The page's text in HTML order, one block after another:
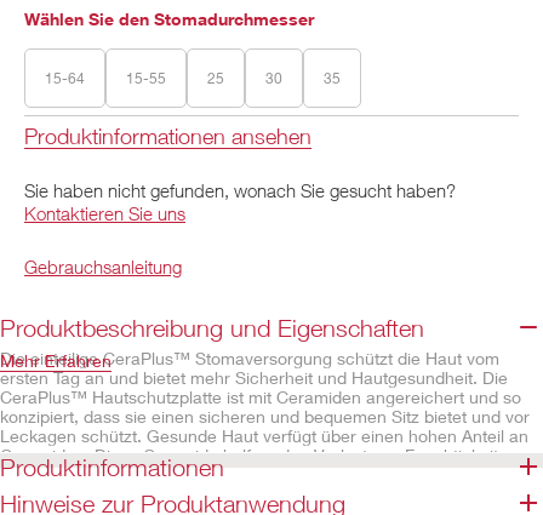
Wählen Sie den Stomadurchmesser
15-64 15-55 25 30 35
Produktinformationen ansehen
Sie haben nicht gefunden, wonach Sie gesucht haben?
Kontaktieren Sie uns
Gebrauchsanleitung
Produktbeschreibung und Eigenschaften
Die einteilige CeraPlus™ Stomaversorgung schützt die Haut vom
ersten Tag an und bietet mehr Sicherheit und Hautgesundheit. Die
CeraPlus™ Hautschutzplatte ist mit Ceramiden angereichert und so
konzipiert, dass sie einen sicheren und bequemen Sitz bietet und vor
Leckagen schützt. Gesunde Haut verfügt über einen hohen Anteil an
Ceramiden. Diese Ceramide helfen, den Verlust von Feuchtigkeit zu
verhindern, der zu Hautschäden und Trockenheit führen kann.
Erhältlich mit einem beigefarbenen Beutel und mit Sichtfenster, das
Mehr Erfahren
Produktinformationen
Hinweise zur Produktanwendung